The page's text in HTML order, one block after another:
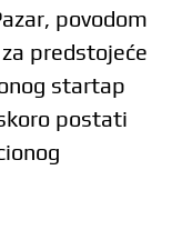
povodom
predstojeće
startap
postati